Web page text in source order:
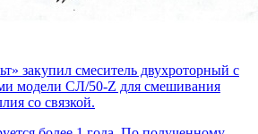
закупил смеситель двухроторный с
модели СЛ/50-Z для смешивания
со связкой.